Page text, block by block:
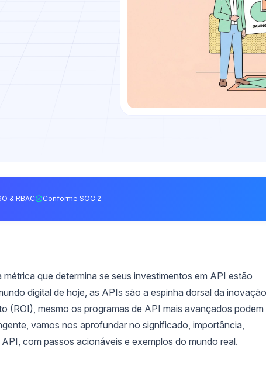
& RBAC Conforme SOC 2
que determina se seus investimentos em API estão
digital de hoje, as APIs são a espinha dorsal da
(ROI), mesmo os programas de API mais avançados podem
vamos nos aprofundar no significado, importância,
com passos acionáveis e exemplos do mundo real.